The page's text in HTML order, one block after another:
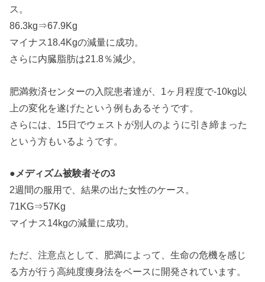
ス。
86.3kg⇒67.9Kg
マイナス18.4Kgの減量に成功。
さらに内臓脂肪は21.8％減少。
肥満救済センターの入院患者達が、1ヶ月程度で-10kg以
上の変化を遂げたという例もあるそうです。
さらには、15日でウェストが別人のように引き締まった
という方もいるようです。
●メディズム被験者その3
2週間の服用で、結果の出た女性のケース。
71KG⇒57Kg
マイナス14kgの減量に成功。
ただ、注意点として、肥満によって、生命の危機を感じ
る方が行う高純度痩身法をベースに開発されています。